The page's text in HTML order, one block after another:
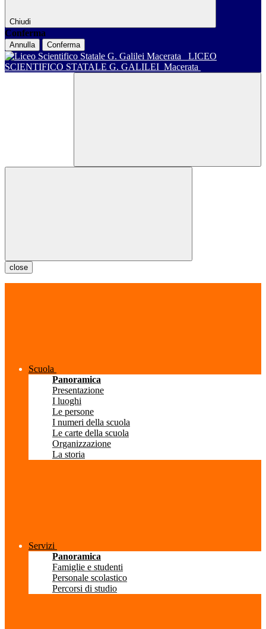
Chiudi
Conferma
Annulla Conferma
LICEO
SCIENTIFICO STATALE G. GALILEI Macerata
close
Scuola
Panoramica
Presentazione
I luoghi
Le persone
I numeri della scuola
Le carte della scuola
Organizzazione
La storia
Servizi
Panoramica
Famiglie e studenti
Personale scolastico
Percorsi di studio